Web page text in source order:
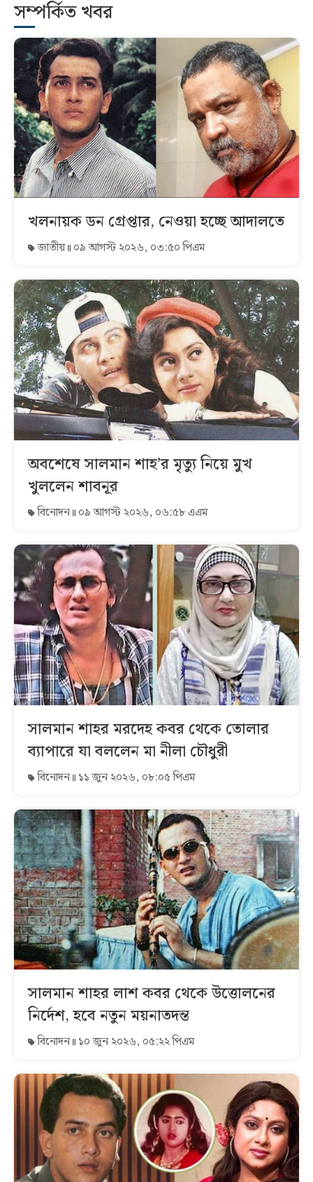
সম্পর্কিত খবর
খলনায়ক ডন গ্রেপ্তার, নেওয়া হচ্ছে আদালতে
জাতীয় ০৯ আগস্ট ২০২৬, ০৩:৫০ পিএম
অবশেষে সালমান শাহ’র মৃত্যু নিয়ে মুখ
খুললেন শাবনূর
বিনোদন ০৯ আগস্ট ২০২৬, ০৬:৫৮ এএম
সালমান শাহর মরদেহ কবর থেকে তোলার
ব্যাপারে যা বললেন মা নীলা চৌধুরী
বিনোদন ১১ জুন ২০২৬, ০৮:০৫ পিএম
সালমান শাহর লাশ কবর থেকে উত্তোলনের
নির্দেশ, হবে নতুন ময়নাতদন্ত
বিনোদন ১০ জুন ২০২৬, ০৫:২২ পিএম